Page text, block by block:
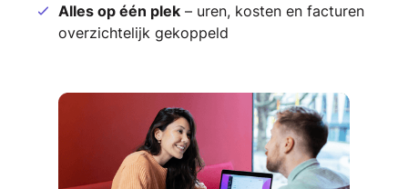
Alles op één plek – uren, kosten en facturen
overzichtelijk gekoppeld